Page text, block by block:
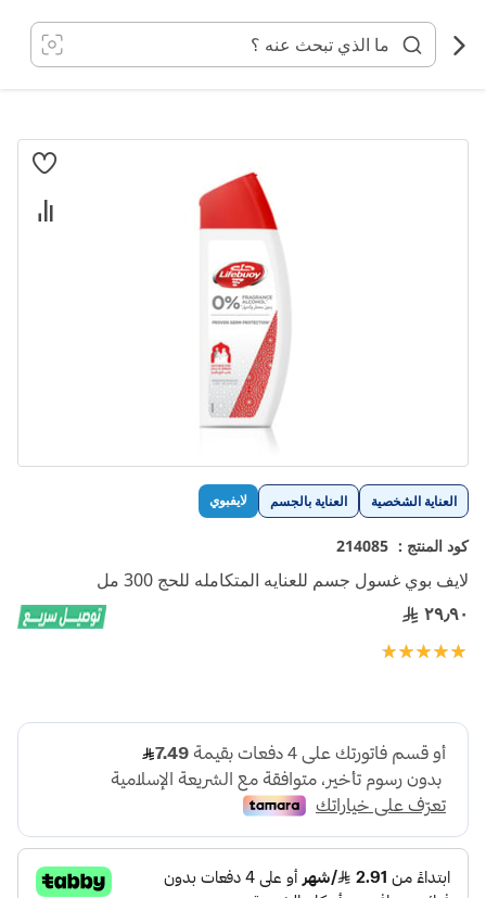
المحتوى
العناية الشخصية العناية بالجسم لايفبوي
كود المنتج : 214085
لايف بوي غسول جسم للعنايه المتكامله للحج 300 مل
٢٩٫٩٠
تقييم:
انتقل
تخطي
إلى
بداية
معرض
الصور